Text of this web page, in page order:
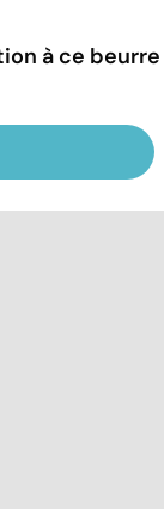
à ce beurre